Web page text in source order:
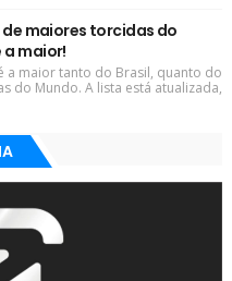
de maiores torcidas do
a maior!
a maior tanto do Brasil, quanto do
do Mundo. A lista está atualizada,